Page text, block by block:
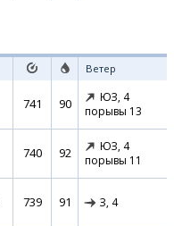
Ветер
741 90 ЮЗ, 4
порывы 13
740 92 ЮЗ, 4
порывы 11
739 91 З, 4